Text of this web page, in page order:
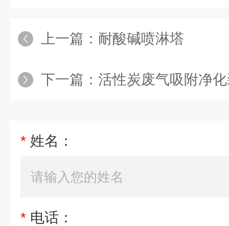
上一篇： 耐酸碱喷淋塔
下一篇： 活性炭废气吸附净
* 姓名：
* 电话：